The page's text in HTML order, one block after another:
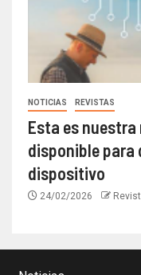
NOTICIAS REVISTAS
Esta es
disponible para
dispositivo
24/02/2026